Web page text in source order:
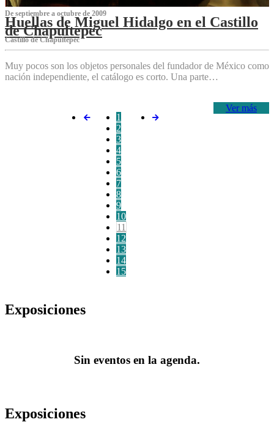
De septiembre a octubre de 2009
Huellas de Miguel Hidalgo en el Castillo
de Chapultepec
Castillo de Chapultepec
Muy pocos son los objetos personales del fundador de México como
nación independiente, el catálogo es corto. Una parte…
Ver más
1
2
3
4
5
6
7
8
9
10
11
12
13
14
15
Exposiciones
Sin eventos en la agenda.
Exposiciones